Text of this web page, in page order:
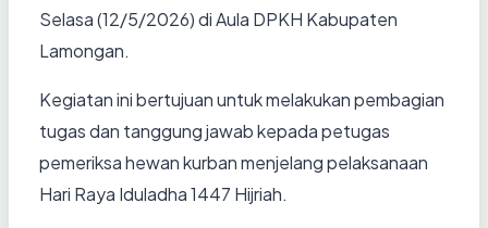
Selasa (12/5/2026) di Aula DPKH Kabupaten
Lamongan.
Kegiatan ini bertujuan untuk melakukan pembagian
tugas dan tanggung jawab kepada petugas
pemeriksa hewan kurban menjelang pelaksanaan
Hari Raya Iduladha 1447 Hijriah.